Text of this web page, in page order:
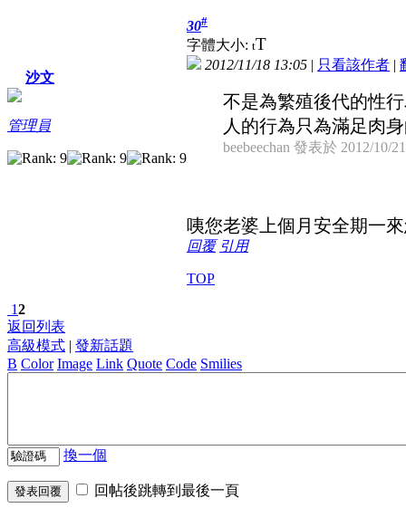
沙文
管理員
30#
字體大小: tT
2012/11/18 13:05 | 只看該作者 |
不是為繁殖後代的性
人的行為只為滿足肉
beebeechan 發表於 2012/10/
咦您老婆上個月安全期一
回覆 引用
TOP
12
返回列表
高級模式 | 發新話題
B Color Image Link Quote Code Smilies
換一個
發表回覆 回帖後跳轉到最後一頁